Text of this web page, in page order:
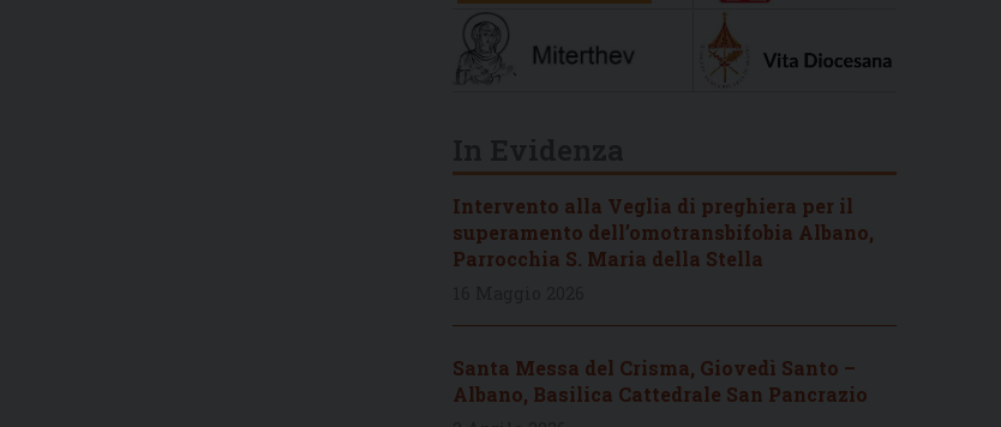
Intervento alla Veglia di preghiera per il
superamento dell’omotransbifobia Albano,
Parrocchia S. Maria della Stella
Santa Messa del Crisma, Giovedì Santo –
Albano, Basilica Cattedrale San Pancrazio